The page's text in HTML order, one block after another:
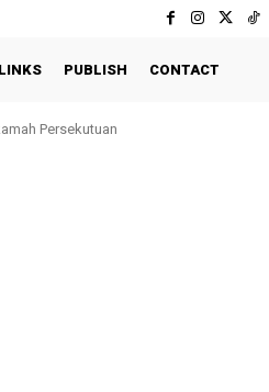
PUBLISH CONTACT
Persekutuan